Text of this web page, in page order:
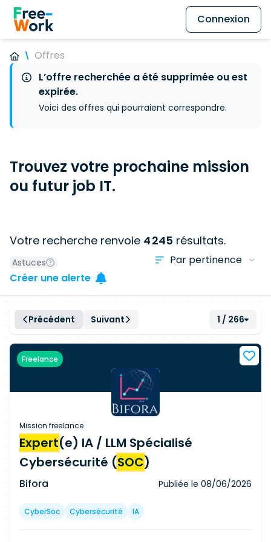
Connexion
Offres
L’offre recherchée a été supprimée ou est
expirée.
Voici des offres qui pourraient correspondre.
Trouvez votre prochaine mission
ou futur job IT.
Votre recherche renvoie 4 245 résultats.
Astuces
Créer une alerte
Précédent Suivant 1 / 266
Freelance
Mission freelance
Expert(e) IA / LLM Spécialisé
Cybersécurité (SOC)
Bifora Publiée le 08/06/2026
CyberSoc Cybersécurité IA